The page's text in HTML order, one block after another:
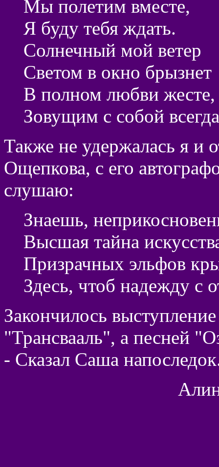
Мы полетим вместе,
Я буду тебя ждать.
Солнечный мой ветер
Светом в окно брызнет
В полном любви жесте,
Зовущим с собой
Также не удержалась я и
Ощепкова, с его
слушаю:
Знаешь,
Высшая тайна
Призрачных эльфов
Здесь, чтоб надежду с
Закончилось
"Трансвааль", а песней
- Сказал Саша